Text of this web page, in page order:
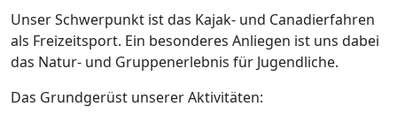
Unser Schwerpunkt ist das Kajak- und Canadierfahren
als Freizeitsport. Ein besonderes Anliegen ist uns dabei
das Natur- und Gruppenerlebnis für Jugendliche.
Das Grundgerüst unserer Aktivitäten: